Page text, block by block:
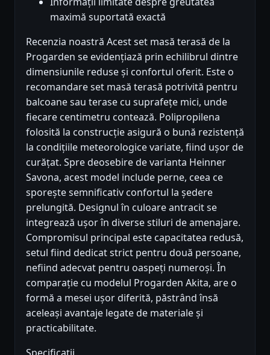
maximă suportată exactă
Recenzia noastră Acest set masă terasă de la
Progarden se evidențiază prin echilibrul dintre
dimensiunile reduse și confortul oferit. Este o
recomandare set masă terasă potrivită pentru
balcoane sau terase cu suprafețe mici, unde
fiecare centimetru contează. Polipropilena
folosită la construcție asigură o bună rezistență
la condițiile meteorologice variate, fiind ușor de
curățat. Spre deosebire de varianta Heinner
Savona, acest model include perne, ceea ce
sporește semnificativ confortul la ședere
prelungită. Designul în culoare antracit se
integrează ușor în diverse stiluri de amenajare.
Compromisul principal este capacitatea redusă,
setul fiind dedicat strict pentru două persoane,
nefiind adecvat pentru oaspeți numeroși. În
comparație cu modelul Progarden Akita, are o
formă a mesei ușor diferită, păstrând însă
aceleași avantaje legate de materiale și
practicabilitate.